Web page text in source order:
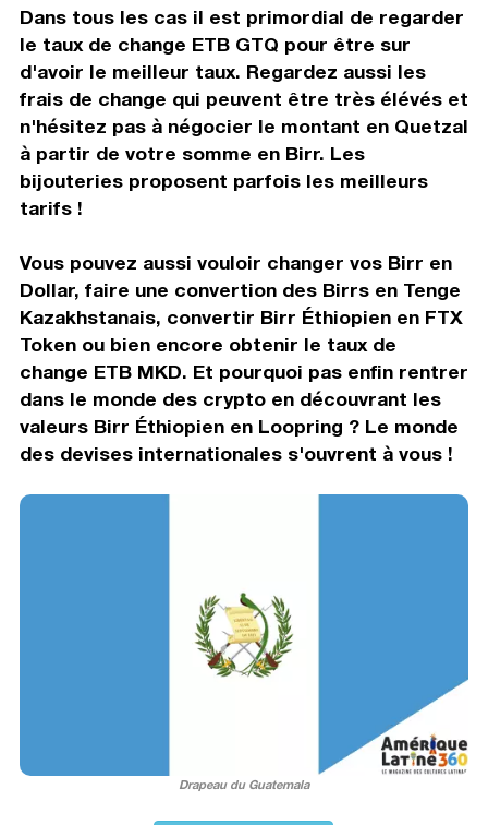
Dans tous les cas il est primordial de regarder
le taux de change ETB GTQ pour être sur
d'avoir le meilleur taux. Regardez aussi les
frais de change qui peuvent être très élévés et
n'hésitez pas à négocier le montant en Quetzal
à partir de votre somme en Birr. Les
bijouteries proposent parfois les meilleurs
tarifs !
Vous pouvez aussi vouloir changer vos Birr en
Dollar, faire une convertion des Birrs en Tenge
Kazakhstanais, convertir Birr Éthiopien en FTX
Token ou bien encore obtenir le taux de
change ETB MKD. Et pourquoi pas enfin rentrer
dans le monde des crypto en découvrant les
valeurs Birr Éthiopien en Loopring ? Le monde
des devises internationales s'ouvrent à vous !
Drapeau du Guatemala